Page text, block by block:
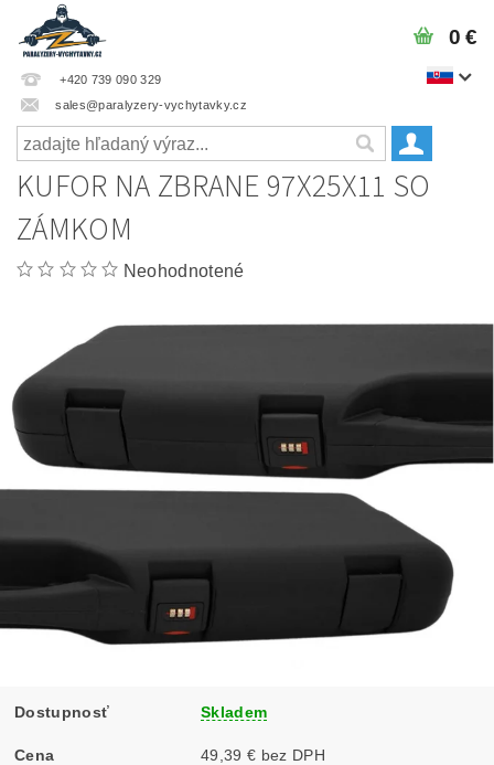
+420 739 090 329
sales@paralyzery-vychytavky.cz
0 €
KUFOR NA ZBRANE 97X25X11 SO
ZÁMKOM
Neohodnotené
Dostupnosť Skladem
Cena 49,39 € bez DPH